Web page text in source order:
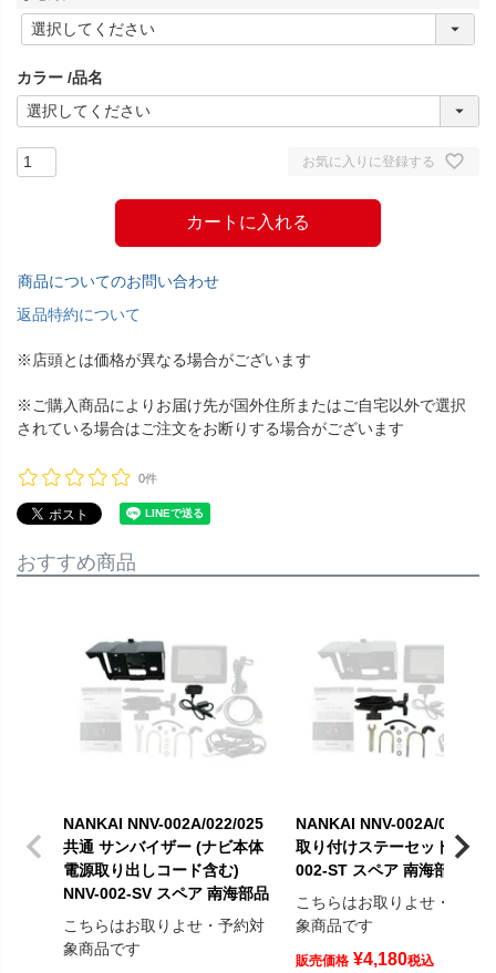
(
必
)
カラー 品名
お気に入りに登録する
カートに入れる
商品についてのお問い合わせ
返品特約について
※店頭とは価格が異なる場合がございます
※ご購入商品によりお届け先が国外住所またはご自宅以外で選択
されている場合はご注文をお断りする場合がございます
0件
おすすめ商品
NANKAI NNV-002A/022/025
共通 サンバイザー (ナビ本体
電源取り出しコード含む)
NNV-002-SV スペア 南海部品
こちらはお取りよせ・予約対
象商品です
NANKAI NNV-002A/022専用
取り付けステーセット NNV-
002-ST スペア 南海部品
こちらはお取りよせ・予約対
象商品です
販売価格 ¥4,180税込